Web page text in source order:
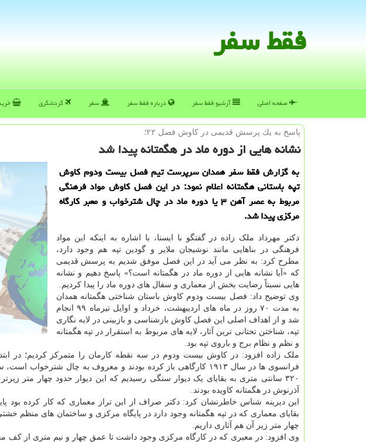
فقط سفر
صفحه اصلی آرشیو فقط سفر درباره فقط سفر سفر گردشگری
پاسخ به یك پرسش قدیمی در كاوش فصل ۲۲؛
نشانه هایی از دوره ماد در هگمتانه پیدا شد
به گزارش فقط سفر همدان سرپرست تیم فصل بیست ودوم كاوش
تپه باستانی هگمتانه اعلام نمود: در این فصل كاوش مواد فرهنگی
مربوط به عصر آهن ۳ یا دوره ماد در چال شترخواب و معبر كارگاه
مركزی پیدا شد.
دکتر مهرداد ملک زاده در گفتگو با ایسنا، با اشاره به اینکه این مواد
فرهنگی در بناهایی مانند نوشیجان ملایر و گودین تپه هم وجود دارد،
مطرح کرد: به نظر می آید در این فصل موفق شدیم به پرسش قدیمی
که «آیا نشانه هایی از دوره ماد در هگمتانه است؟» پاسخ دهیم و نشانه
هایی نسبتاً رضایت بخش از معماری و سفال های دوره ماد را پیدا کردیم.
وی توضیح داد: فصل بیست ودوم کاوش باستان شناختی هگمتانه همدان
به مدت ۷۰ روز در ماه های اردیبهشت، خرداد و اوایل تیرماه ۹۹ انجام
شد و از اهداف اصلی این فصل کاوش بازشناسی و بازبینی در لایه نگاری
تپه، شناختن تحتانی ترین آثار، لایه های مربوط به استقرار در تپه هگمتانه
و نظم و نظام برج و باروی تپه بود.
ملک زاده افزود: در کاوش بیست ودوم در سه نقطه کارمان را متمرکز کردیم؛ در
فرانسوی ها در سال ۱۹۱۳ کارگاهی باز کرده بودند و معروف به چال
۳۲۰ سانتی متری به بقایای یک دیوار سنگی رسیدیم که این دیوار حدود چهار
آذرنوش در هگمتانه کاویده بودند.
این دیرینه شناس خاطرنشان کرد: دکتر صراف از این تراز معماری که کار کرده بود
بقایای معماری که در تپه هگمتانه وجود دارد در پایگاه مرکزی و ساختمان های
چهار متر زیر آن هم آثاری داریم.
وی افزود: در معبری که در کارگاه مرکزی وجود داشت تا عمق چهار و نیم متری از کف